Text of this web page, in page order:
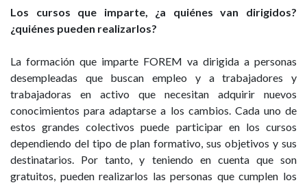
Los cursos que imparte, ¿a quiénes van dirigidos?
¿quiénes pueden realizarlos?
La formación que imparte FOREM va dirigida a personas
desempleadas que buscan empleo y a trabajadores y
trabajadoras en activo que necesitan adquirir nuevos
conocimientos para adaptarse a los cambios. Cada uno de
estos grandes colectivos puede participar en los cursos
dependiendo del tipo de plan formativo, sus objetivos y sus
destinatarios. Por tanto, y teniendo en cuenta que son
gratuitos, pueden realizarlos las personas que cumplen los